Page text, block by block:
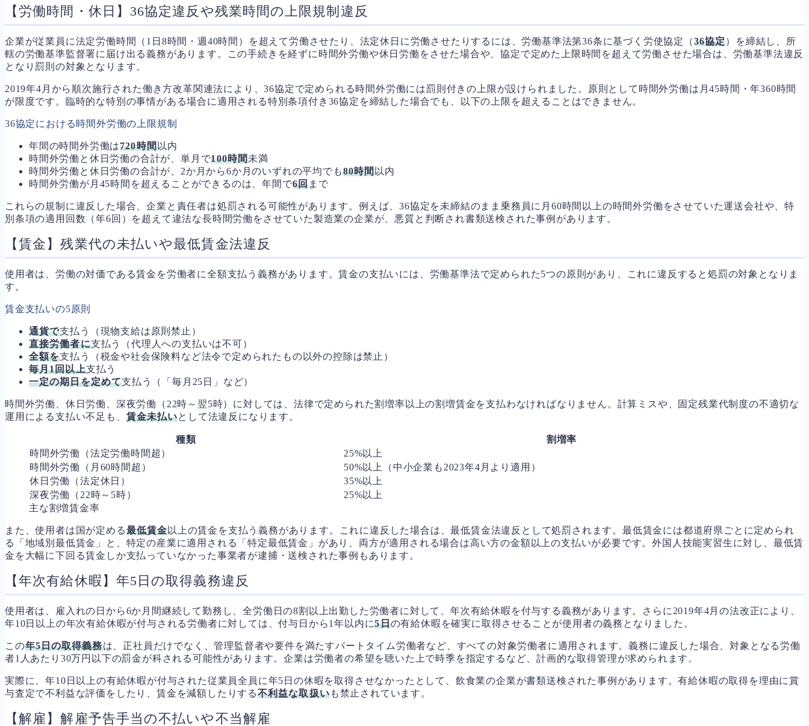
手続668
私的整理142
債権者対応19
換価・競売54
【労働時間・休日】36協定違反や残業時間の上限規制違反
企業が従業員に法定労働時間（1日8時間・週40時間）を超えて労働させたり、法定休日に労働させたりするには、労働基準法第36条に基づく労使協定（36協定）を締結し、所
轄の労働基準監督署に届け出る義務があります。この手続きを経ずに時間外労働や休日労働をさせた場合や、協定で定めた上限時間を超えて労働させた場合は、労働基準法違反
となり罰則の対象となります。
2019年4月から順次施行された働き方改革関連法により、36協定で定められる時間外労働には罰則付きの上限が設けられました。原則として時間外労働は月45時間・年360時間
が限度です。臨時的な特別の事情がある場合に適用される特別条項付き36協定を締結した場合でも、以下の上限を超えることはできません。
36協定における時間外労働の上限規制
年間の時間外労働は720時間以内
時間外労働と休日労働の合計が、単月で100時間未満
時間外労働と休日労働の合計が、2か月から6か月のいずれの平均でも80時間以内
時間外労働が月45時間を超えることができるのは、年間で6回まで
これらの規制に違反した場合、企業と責任者は処罰される可能性があります。例えば、36協定を未締結のまま乗務員に月60時間以上の時間外労働をさせていた運送会社や、特
別条項の適用回数（年6回）を超えて違法な長時間労働をさせていた製造業の企業が、悪質と判断され書類送検された事例があります。
【賃金】残業代の未払いや最低賃金法違反
使用者は、労働の対価である賃金を労働者に全額支払う義務があります。賃金の支払いには、労働基準法で定められた5つの原則があり、これに違反すると処罰の対象となりま
す。
賃金支払いの5原則
通貨で支払う（現物支給は原則禁止）
直接労働者に支払う（代理人への支払いは不可）
全額を支払う（税金や社会保険料など法令で定められたもの以外の控除は禁止）
毎月1回以上支払う
一定の期日を定めて支払う（「毎月25日」など）
時間外労働、休日労働、深夜労働（22時～翌5時）に対しては、法律で定められた割増率以上の割増賃金を支払わなければなりません。計算ミスや、固定残業代制度の不適切な
運用による支払い不足も、 賃金未払いとして法違反になります。
種類
割増率
時間外労働（法定労働時間超）
25%以上
時間外労働（月60時間超）
50%以上（中小企業も2023年4月より適用）
休日労働（法定休日）
35%以上
深夜労働（22時～5時）
25%以上
主な割増賃金率
また、使用者は国が定める最低賃金以上の賃金を支払う義務があります。これに違反した場合は、最低賃金法違反として処罰されます。最低賃金には都道府県ごとに定められ
る「地域別最低賃金」と、特定の産業に適用される「特定最低賃金」があり、両方が適用される場合は高い方の金額以上の支払いが必要です。外国人技能実習生に対し、最低賃
金を大幅に下回る賃金しか支払っていなかった事業者が逮捕・送検された事例もあります。
【年次有給休暇】年5日の取得義務違反
使用者は、雇入れの日から6か月間継続して勤務し、全労働日の8割以上出勤した労働者に対して、年次有給休暇を付与する義務があります。さらに2019年4月の法改正により、
年10日以上の年次有給休暇が付与される労働者に対しては、付与日から1年以内に5日の有給休暇を確実に取得させることが使用者の義務となりました。
この年5日の取得義務は、正社員だけでなく、管理監督者や要件を満たすパートタイム労働者など、すべての対象労働者に適用されます。義務に違反した場合、対象となる労働
者1人あたり30万円以下の罰金が科される可能性があります。企業は労働者の希望を聴いた上で時季を指定するなど、計画的な取得管理が求められます。
実際に、年10日以上の有給休暇が付与された従業員全員に年5日の休暇を取得させなかったとして、飲食業の企業が書類送検された事例があります。有給休暇の取得を理由に賞
与査定で不利益な評価をしたり、賃金を減額したりする不利益な取扱いも禁止されています。
【解雇】解雇予告手当の不払いや不当解雇